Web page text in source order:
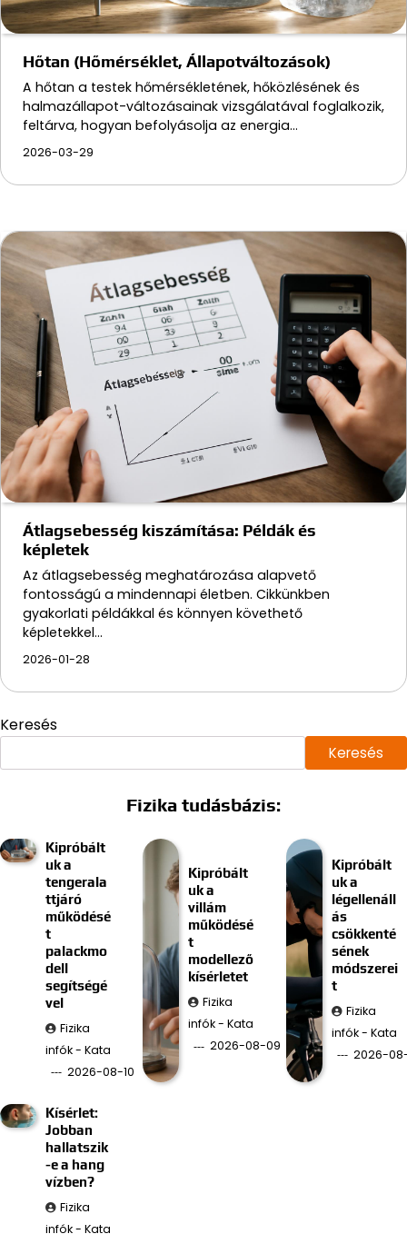
Hőtan (Hőmérséklet, Állapotváltozások)
A hőtan a testek hőmérsékletének, hőközlésének és
halmazállapot-változásainak vizsgálatával foglalkozik,
feltárva, hogyan befolyásolja az energia…
2026-03-29
Átlagsebesség kiszámítása: Példák és
képletek
Az átlagsebesség meghatározása alapvető
fontosságú a mindennapi életben. Cikkünkben
gyakorlati példákkal és könnyen követhető
képletekkel…
2026-01-28
Keresés
Keresés
Fizika tudásbázis:
Kipróbált
uk a
tengerala
ttjáró
működésé
t
palackmo
dell
segítségé
vel
Fizika
infók - Kata
2026-08-10
Kipróbált
uk a
villám
működésé
t
modellező
kísérletet
Fizika
infók - Kata
2026-08-09
Kipróbált
uk a
légellenáll
ás
csökkenté
sének
módszerei
t
Fizika
infók - Kata
2026-
Kísérlet:
Jobban
hallatszik
-e a hang
vízben?
Fizika
infók - Kata